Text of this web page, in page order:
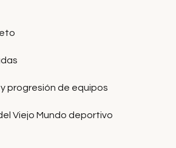
progresión de equipos
Viejo Mundo deportivo